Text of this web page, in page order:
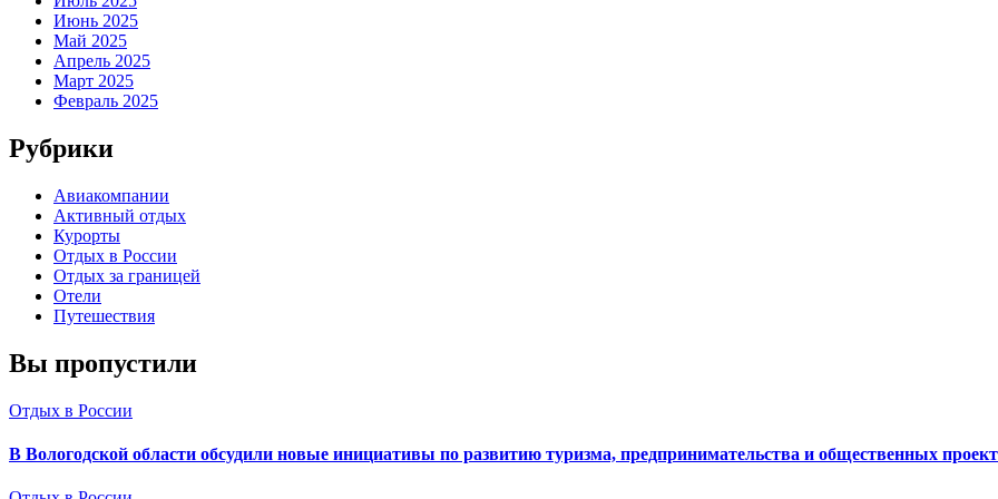
Июнь 2025
Май 2025
Апрель 2025
Март 2025
Февраль 2025
Рубрики
Авиакомпании
Активный отдых
Курорты
Отдых в России
Отдых за границей
Отели
Путешествия
Вы пропустили
Отдых в России
В Вологодской области обсудили новые инициативы по развитию туризма, предпринимательства и общественных